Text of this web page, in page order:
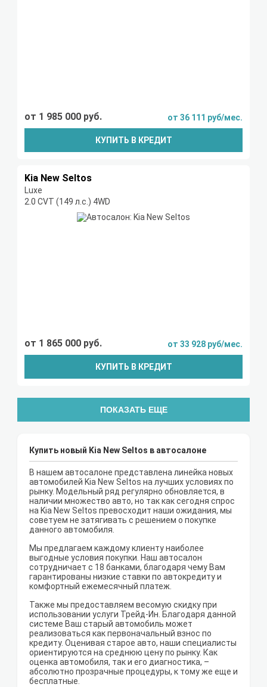
от 1 985 000 руб. от 36 111 руб/мес.
КУПИТЬ В КРЕДИТ
Kia New Seltos
Luxe
2.0 CVT (149 л.с.) 4WD
от 1 865 000 руб. от 33 928 руб/мес.
КУПИТЬ В КРЕДИТ
ПОКАЗАТЬ ЕЩЕ
Купить новый Kia New Seltos в автосалоне
В нашем автосалоне представлена линейка новых
автомобилей Kia New Seltos на лучших условиях по
рынку. Модельный ряд регулярно обновляется, в
наличии множество авто, но так как сегодня спрос
на Kia New Seltos превосходит наши ожидания, мы
советуем не затягивать с решением о покупке
данного автомобиля.
Мы предлагаем каждому клиенту наиболее
выгодные условия покупки. Наш автосалон
сотрудничает с 18 банками, благодаря чему Вам
гарантированы низкие ставки по автокредиту и
комфортный ежемесячный платеж.
Также мы предоставляем весомую скидку при
использовании услуги Трейд-Ин. Благодаря данной
системе Ваш старый автомобиль может
реализоваться как первоначальный взнос по
кредиту. Оценивая старое авто, наши специалисты
ориентируются на среднюю цену по рынку. Как
оценка автомобиля, так и его диагностика, –
абсолютно прозрачные процедуры, к тому же еще и
бесплатные.